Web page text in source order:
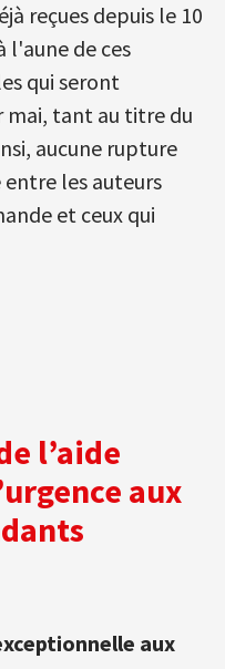
reçues depuis le 10
l'aune de ces
qui seront
mai, tant au titre du
aucune rupture
les auteurs
et ceux qui
l’aide
aux
aux